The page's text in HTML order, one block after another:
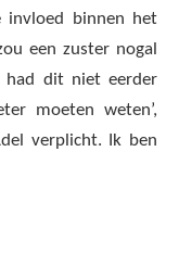
invloed binnen het
een zuster nogal
had dit niet eerder
moeten weten’,
verplicht. Ik ben